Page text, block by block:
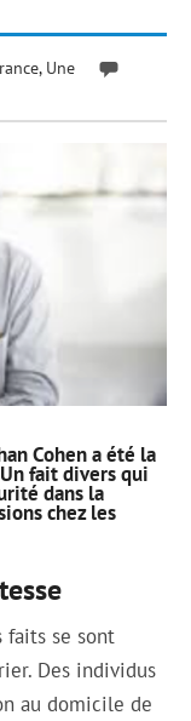
, Une
Cohen a été la
fait divers qui
dans la
chez les
faits se sont
Des individus
au domicile de